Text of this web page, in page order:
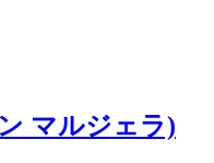
マルジェラ)